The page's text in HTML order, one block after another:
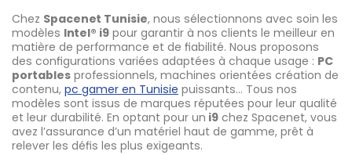
Chez Spacenet Tunisie, nous sélectionnons avec soin les
modèles Intel® i9 pour garantir à nos clients le meilleur en
matière de performance et de fiabilité. Nous proposons
des configurations variées adaptées à chaque usage : PC
portables professionnels, machines orientées création de
contenu, pc gamer en Tunisie puissants… Tous nos
modèles sont issus de marques réputées pour leur qualité
et leur durabilité. En optant pour un i9 chez Spacenet, vous
avez l’assurance d’un matériel haut de gamme, prêt à
relever les défis les plus exigeants.